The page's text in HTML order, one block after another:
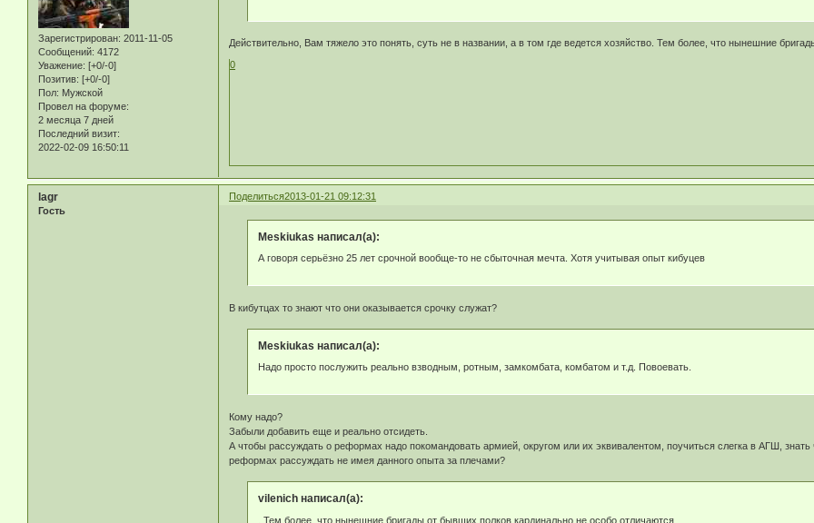
Зарегистрирован: 2011-11-05
Сообщений: 4172
Уважение: [+0/-0]
Позитив: [+0/-0]
Пол: Мужской
Провел на форуме:
2 месяца 7 дней
Последний визит:
2022-02-09 16:50:11
Действительно, Вам тяжело это понять, суть не в названии, а в том где ведется хозяйство. Тем более, что нынешние
0
Поделиться2013-01-21 09:12:31
lagr
Гость
Meskiukas написал(а):
А говоря серьёзно 25 лет срочной вообще-то не сбыточная мечта. Хотя учитывая опыт кибуцев
В кибутцах то знают что они оказывается срочку служат?
Meskiukas написал(а):
Надо просто послужить реально взводным, ротным, замкомбата, комбатом и т.д. Повоевать.
Кому надо?
Забыли добавить еще и реально отсидеть.
А чтобы рассуждать о реформах надо покомандовать армией, округом или их эквивалентом, поучиться слегка в АГШ,
реформах рассуждать не имея данного опыта за плечами?
vilenich написал(а):
. Тем более, что нынешние бригады от бывших полков кардинально не особо отличаются